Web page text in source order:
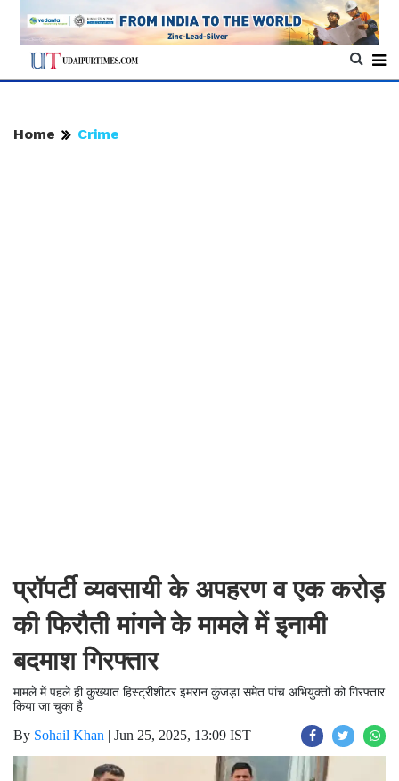
Home Crime
प्रॉपर्टी व्यवसायी के अपहरण व एक करोड़
की फिरौती मांगने के मामले में इनामी
बदमाश गिरफ्तार
मामले में पहले ही कुख्यात हिस्ट्रीशीटर इमरान कुंजड़ा समेत पांच अभियुक्तों को गिरफ्तार
किया जा चुका है
By Sohail Khan | Jun 25, 2025, 13:09 IST